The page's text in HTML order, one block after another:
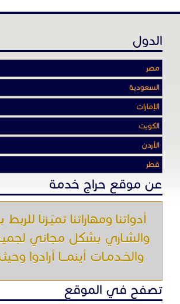
الدول
عن موقع حراج خدمة
أدواتنا ومهاراتنا تميّـزنا للربط
والشـاري بشكل مجاني
والخـدمـات أينمـــا أرادوا
تصفح في الموقع